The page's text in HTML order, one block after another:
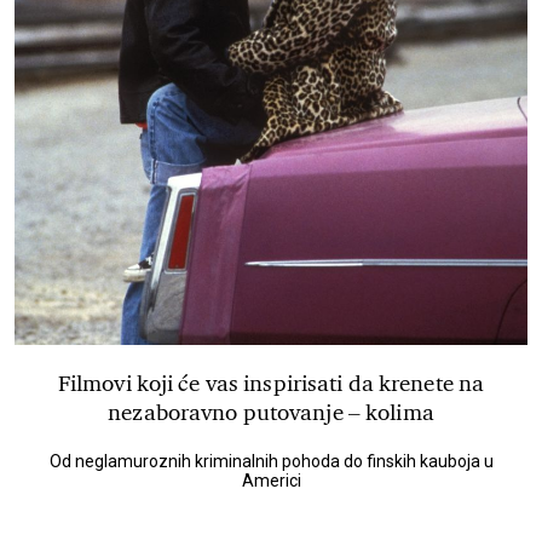
Filmovi koji će vas inspirisati da krenete na
nezaboravno putovanje – kolima
Od neglamuroznih kriminalnih pohoda do finskih kauboja u
Americi